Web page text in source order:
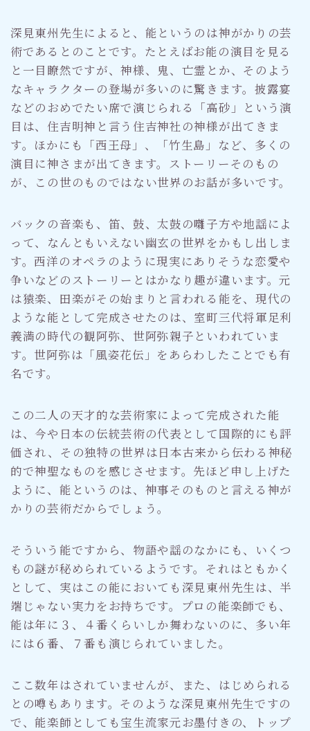
深見東州先生によると、能というのは神がかりの芸
術であるとのことです。たとえばお能の演目を見る
と一目瞭然ですが、神様、鬼、亡霊とか、そのよう
なキャラクターの登場が多いのに驚きます。披露宴
などのおめでたい席で演じられる「高砂」という演
目は、住吉明神と言う住吉神社の神様が出てきま
す。ほかにも「西王母」、「竹生島」など、多くの
演目に神さまが出てきます。ストーリーそのもの
が、この世のものではない世界のお話が多いです。
バックの音楽も、笛、鼓、太鼓の囃子方や地謡によ
って、なんともいえない幽玄の世界をかもし出しま
す。西洋のオペラのように現実にありそうな恋愛や
争いなどのストーリーとはかなり趣が違います。元
は猿楽、田楽がその始まりと言われる能を、現代の
ような能として完成させたのは、室町三代将軍足利
義満の時代の観阿弥、世阿弥親子といわれていま
す。世阿弥は「風姿花伝」をあらわしたことでも有
名です。
この二人の天才的な芸術家によって完成された能
は、今や日本の伝統芸術の代表として国際的にも評
価され、その独特の世界は日本古来から伝わる神秘
的で神聖なものを感じさせます。先ほど申し上げた
ように、能というのは、神事そのものと言える神が
かりの芸術だからでしょう。
そういう能ですから、物語や謡のなかにも、いくつ
もの謎が秘められているようです。それはともかく
として、実はこの能においても深見東州先生は、半
端じゃない実力をお持ちです。プロの能楽師でも、
能は年に３、４番くらいしか舞わないのに、多い年
には６番、７番も演じられていました。
ここ数年はされていませんが、また、はじめられる
との噂もあります。そのような深見東州先生ですの
で、能楽師としても宝生流家元お墨付きの、トップ